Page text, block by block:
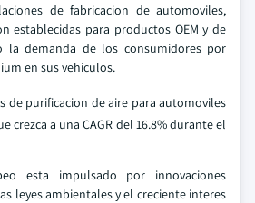
de fabricacion de automoviles,
establecidas para productos OEM y de
la demanda de los consumidores por
en sus vehiculos.
de purificacion de aire para automoviles
crezca a una CAGR del 16.8% durante el
esta impulsado por innovaciones
leyes ambientales y el creciente interes